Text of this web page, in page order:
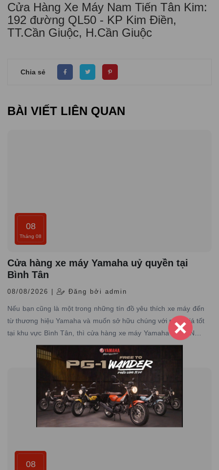
Cửa Hàng Xe Máy Nam Tiến Tân Kim:
192 đường QL50 - KP Kim Điền,
TT.Cần Giuộc, H.Cần Giuộc
Chia sẻ
BÀI VIẾT LIÊN QUAN
08
Tháng 08
Cửa hàng xe máy Yamaha uỷ quyền tại
Bình Tân
08/08/2026 | Đăng bởi admin
Nếu bạn cũng là một trong những tín đồ yêu thích xe máy đến
từ thương hiệu Yamaha và muốn sở hữu chúng với mức giá tốt
tại khu vực Bình Tân, thì cửa hàng xe máy Yamaha Town Nam
Tiến chính là điểm đến lý tưởng dành cho bạn.
08